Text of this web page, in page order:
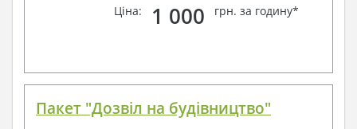
Ціна:
1 000 грн. за годину*
Пакет "Дозвіл на будівництво"